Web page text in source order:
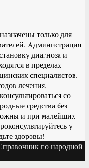
только для
Администрация
диагноза и
в пределах
специалистов.
лечения,
со
средства без
и при малейших
у
здоровы!
по народной